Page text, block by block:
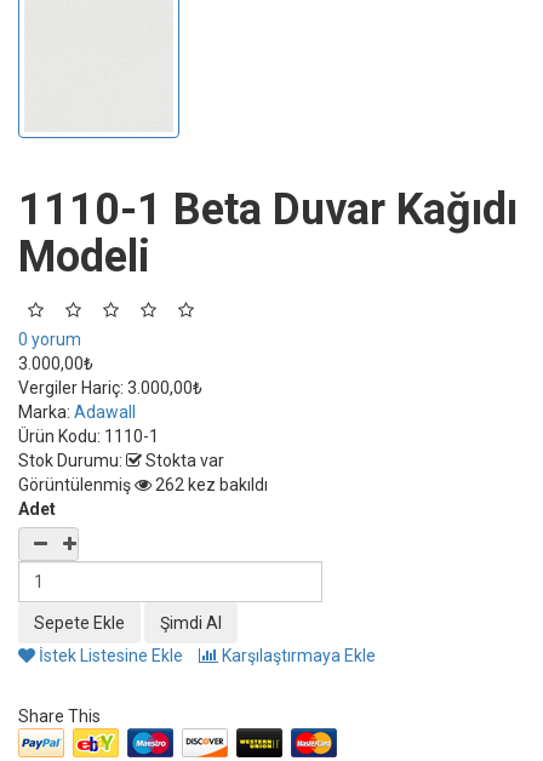
1110-1 Beta Duvar Kağıdı
Modeli
0 yorum
3.000,00₺
Vergiler Hariç: 3.000,00₺
Marka: Adawall
Ürün Kodu: 1110-1
Stok Durumu:
Stokta var
Görüntülenmiş
262 kez bakıldı
Adet
İstek Listesine Ekle Karşılaştırmaya Ekle
Share This